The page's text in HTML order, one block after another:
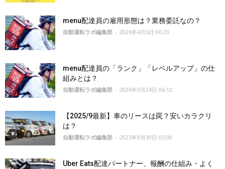
menu配達員の雇用形態は？業務委託なの？
自動運転ラボ編集部 - 2026年4月6日 06:23
menu配達員の「ランク」「レベルアップ」の仕
組みとは？
自動運転ラボ編集部 - 2026年3月24日 06:12
【2025/9最新】車のリースは罠？安いカラクリ
は？
自動運転ラボ編集部 - 2025年9月30日 05:00
Uber Eats配達パートナー、報酬の仕組み・よく